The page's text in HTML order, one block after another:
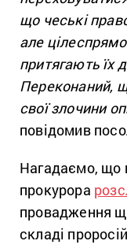
що чеські
але
притягають їх
Переконаний,
свої злочини
повідомив
Нагадаємо, що
прокурора
провадження
складі